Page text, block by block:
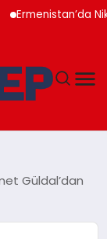
Nikol
Güldal’dan